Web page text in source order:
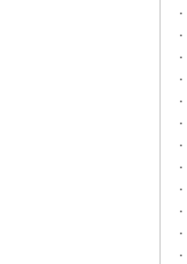
．
．
．
．
．
．
．
．
．
．
．
．